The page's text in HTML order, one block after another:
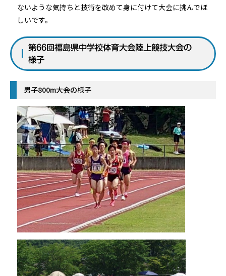
ないような気持ちと技術を改めて身に付けて大会に挑んでほ
しいです。
第66回福島県中学校体育大会陸上競技大会の
様子
男子800m大会の様子